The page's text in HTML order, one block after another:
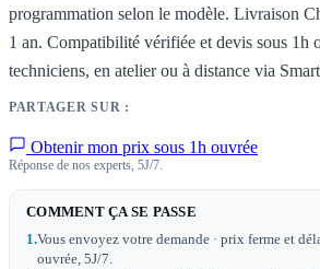
programmation selon le modèle. Livraison
1 an. Compatibilité vérifiée et devis sous 1h
techniciens, en atelier ou à distance via
PARTAGER SUR :
Obtenir mon prix sous 1h ouvrée
Réponse de nos experts, 5J/7.
COMMENT ÇA SE PASSE
1.Vous envoyez votre demande · prix ferme et
ouvrée, 5J/7.